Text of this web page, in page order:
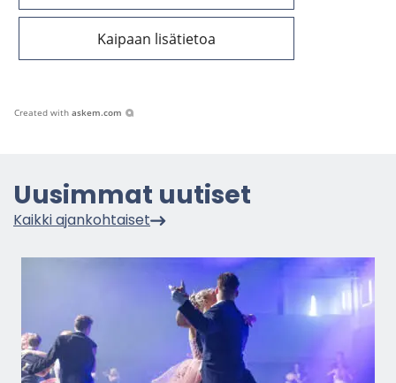
Kaipaan lisätietoa
Created with askem.com
Uusim­mat uu­ti­set
Kaik­ki ajan­koh­tai­set